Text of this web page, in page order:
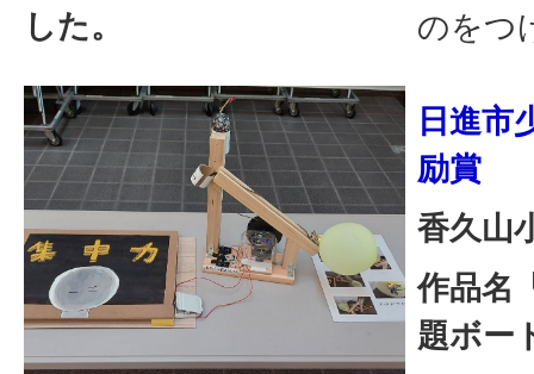
した。
のをつ
日進市
励賞
香久山
作品名
題ボー